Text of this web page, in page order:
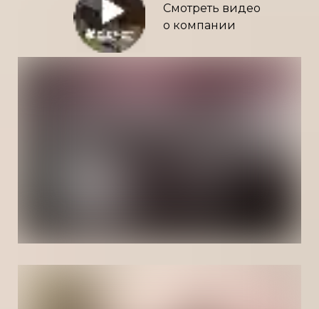
.
Смотреть видео
о компании